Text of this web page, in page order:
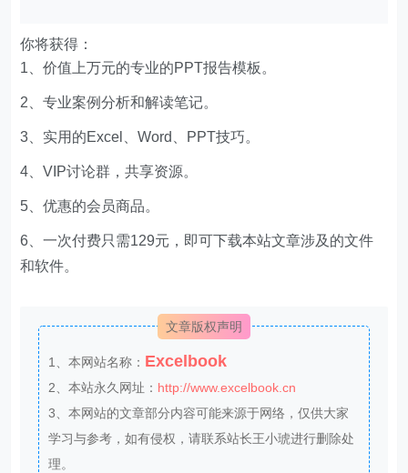
你将获得：
1、价值上万元的专业的PPT报告模板。
2、专业案例分析和解读笔记。
3、实用的Excel、Word、PPT技巧。
4、VIP讨论群，共享资源。
5、优惠的会员商品。
6、一次付费只需129元，即可下载本站文章涉及的文件
和软件。
文章版权声明
1、本网站名称： Excelbook
2、本站永久网址： http://www.excelbook.cn
3、本网站的文章部分内容可能来源于网络，仅供大家
学习与参考，如有侵权，请联系站长王小琥进行删除处
理。